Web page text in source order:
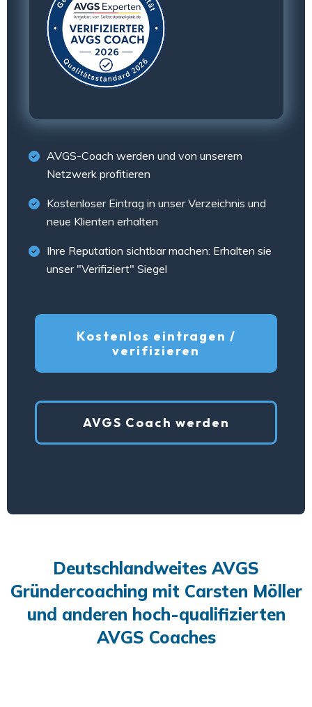
AVGS-Coach werden und von unserem
Netzwerk profitieren
Kostenloser Eintrag in unser Verzeichnis und
neue Klienten erhalten
Ihre Reputation sichtbar machen: Erhalten sie
unser "Verifiziert" Siegel
Kostenlos eintragen /
verifizieren
AVGS Coach werden
Deutschlandweites AVGS
Gründercoaching mit Carsten Möller
und anderen hoch-qualifizierten
AVGS Coaches